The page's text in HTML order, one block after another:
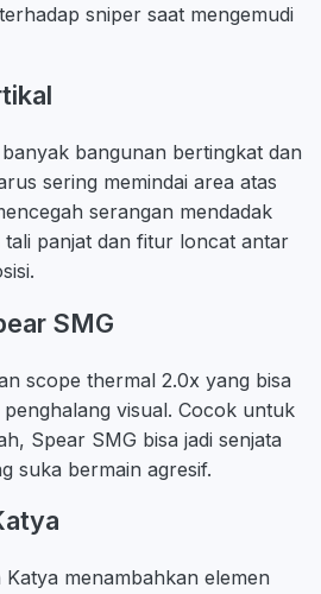
sniper saat mengemudi
bangunan bertingkat dan
sering memindai area atas
serangan mendadak
panjat dan fitur loncat antar
SMG
scope thermal 2.0x yang bisa
visual. Cocok untuk
Spear SMG bisa jadi senjata
suka bermain agresif.
menambahkan elemen